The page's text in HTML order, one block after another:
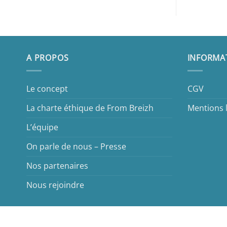
A PROPOS
Le concept
La charte éthique de From Breizh
L’équipe
On parle de nous – Presse
Nos partenaires
Nous rejoindre
CGV
Mentions